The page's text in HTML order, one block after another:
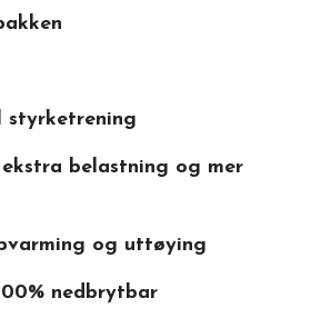
ekstra belastning og mer
og uttøying
nedbrytbar